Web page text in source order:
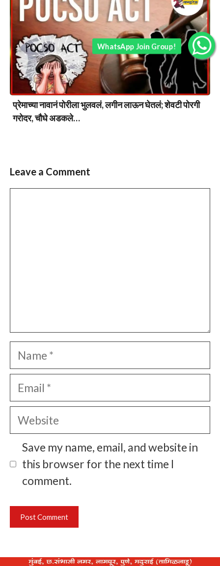
प्रेमाच्या नावानं पोरीला भुलवलं, लगीन लाऊन घेतलं; शेवटी पोरगी
गरोदर, चौघे अडकले…
Leave a Comment
Name
Email
Website
Save my name, email, and website in
this browser for the next time I
comment.
WhatsApp Join Group!